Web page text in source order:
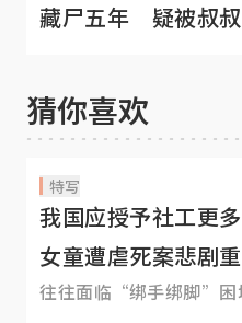
藏尸五年 疑被叔
猜你喜欢
特写
我国应授予社工更
女童遭虐死案悲剧
往往面临“绑手绑脚”困